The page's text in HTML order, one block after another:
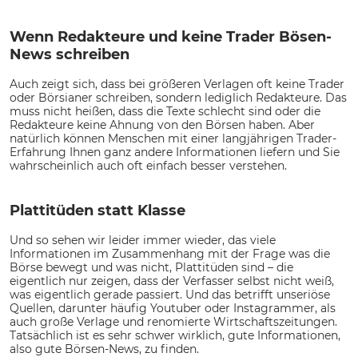
Wenn Redakteure und keine Trader Bösen-
News schreiben
Auch zeigt sich, dass bei größeren Verlagen oft keine Trader
oder Börsianer schreiben, sondern lediglich Redakteure. Das
muss nicht heißen, dass die Texte schlecht sind oder die
Redakteure keine Ahnung von den Börsen haben. Aber
natürlich können Menschen mit einer langjährigen Trader-
Erfahrung Ihnen ganz andere Informationen liefern und Sie
wahrscheinlich auch oft einfach besser verstehen.
Plattitüden statt Klasse
Und so sehen wir leider immer wieder, das viele
Informationen im Zusammenhang mit der Frage was die
Börse bewegt und was nicht, Plattitüden sind – die
eigentlich nur zeigen, dass der Verfasser selbst nicht weiß,
was eigentlich gerade passiert. Und das betrifft unseriöse
Quellen, darunter häufig Youtuber oder Instagrammer, als
auch große Verlage und renomierte Wirtschaftszeitungen.
Tatsächlich ist es sehr schwer wirklich, gute Informationen,
also gute Börsen-News, zu finden.